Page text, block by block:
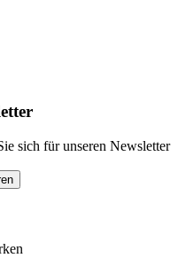
sich für unseren Newsletter